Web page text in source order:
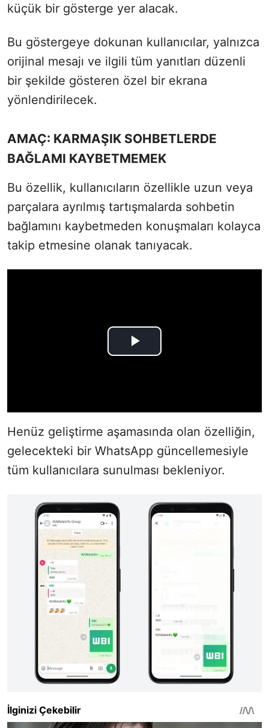
küçük bir gösterge yer alacak.
Bu göstergeye dokunan kullanıcılar, yalnızca
orijinal mesajı ve ilgili tüm yanıtları düzenli
bir şekilde gösteren özel bir ekrana
yönlendirilecek.
AMAÇ: KARMAŞIK SOHBETLERDE
BAĞLAMI KAYBETMEMEK
Bu özellik, kullanıcıların özellikle uzun veya
parçalara ayrılmış tartışmalarda sohbetin
bağlamını kaybetmeden konuşmaları kolayca
takip etmesine olanak tanıyacak.
Henüz geliştirme aşamasında olan özelliğin,
gelecekteki bir WhatsApp güncellemesiyle
tüm kullanıcılara sunulması bekleniyor.